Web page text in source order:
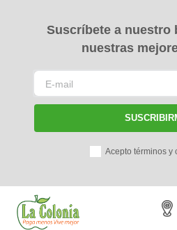
Suscríbete a nuestro
nuestras
Acepto términos y